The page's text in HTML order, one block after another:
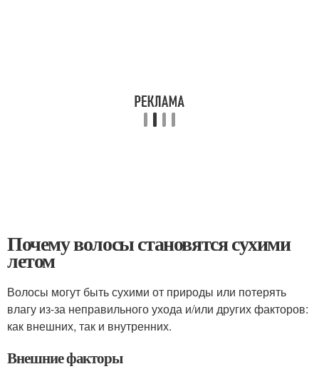
Почему волосы становятся сухими
летом
Волосы могут быть сухими от природы или потерять
влагу из-за неправильного ухода и/или других факторов:
как внешних, так и внутренних.
Внешние факторы